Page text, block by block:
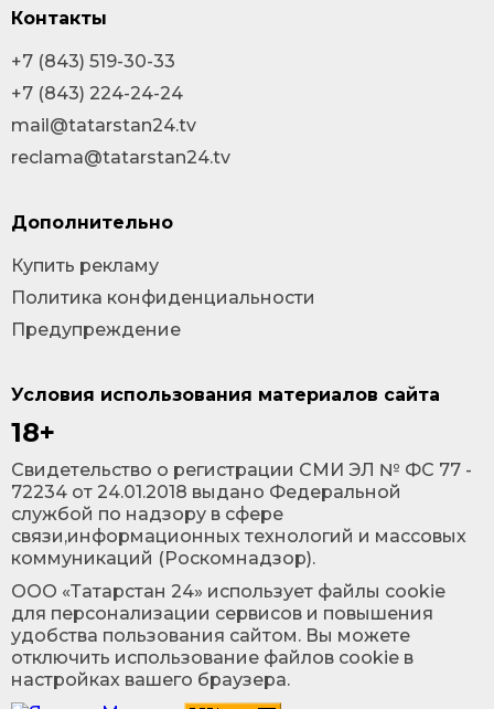
Условия использования материалов сайта
18+
Cвидетельство о регистрации СМИ ЭЛ № ФС 77 -
72234 от 24.01.2018 выдано Федеральной
службой по надзору в сфере
связи,информационных технологий и массовых
коммуникаций (Роскомнадзор).
ООО «Татарстан 24» использует файлы cookie
для персонализации сервисов и повышения
удобства пользования сайтом. Вы можете
отключить использование файлов cookie в
настройках вашего браузера.
Контакты
+7 (843) 519-30-33
+7 (843) 224-24-24
mail@tatarstan24.tv
reclama@tatarstan24.tv
Дополнительно
Купить рекламу
Политика конфиденциальности
Предупреждение